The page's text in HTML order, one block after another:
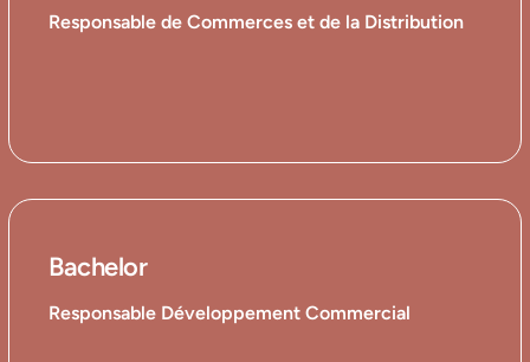
Responsable de Commerces et de la Distribution
Bachelor
Responsable Développement Commercial